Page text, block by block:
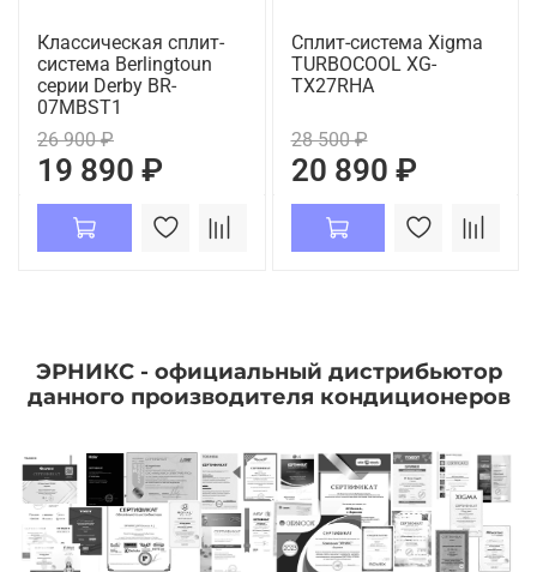
Классическая сплит-
система Berlingtoun
серии Derby BR-
07MBST1
26 900 ₽
19 890 ₽
Сплит-система Xigma
TURBOCOOL XG-
TX27RHA
28 500 ₽
20 890 ₽
ЭРНИКС - официальный дистрибьютор
данного производителя кондиционеров